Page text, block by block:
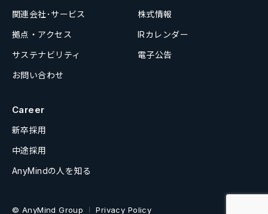
関連会社･サービス
拠点・アクセス
サステナビリティ
お問い合わせ
株式情報
IRカレンダー
電子公告
Career
新卒採用
中途採用
AnyMindの人を知る
© AnyMind Group Privacy Policy